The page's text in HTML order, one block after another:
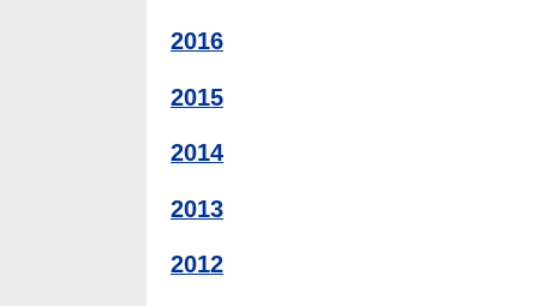
2016
2015
2014
2013
2012